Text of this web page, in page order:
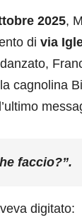
2025,
di via
cagnolina
faccio?”.
digitato: